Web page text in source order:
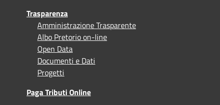
Trasparenza
Amministrazione Trasparente
Albo Pretorio on-line
Open Data
Documenti e Dati
Progetti
Paga Tributi Online